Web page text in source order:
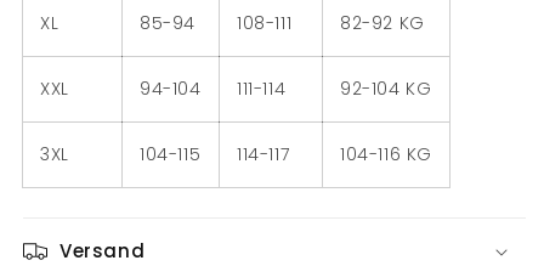
XL 85-94 108-111 82-92 KG
XXL 94-104 111-114 92-104 KG
3XL 104-115 114-117 104-116 KG
Versand